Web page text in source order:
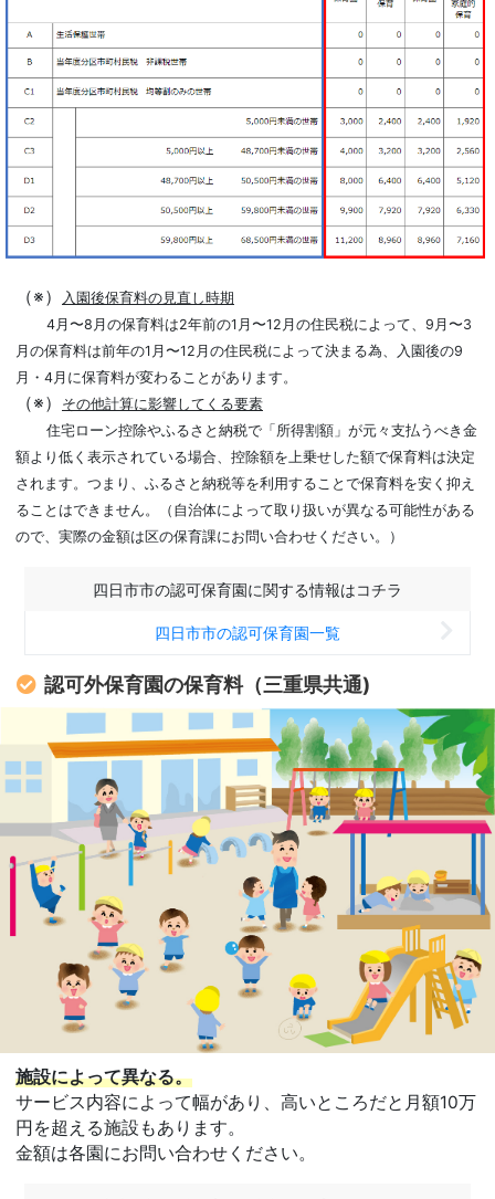
（※）
入園後保育料の見直し時期
4月〜8月の保育料は2年前の1月〜12月の住民税によって、9月〜3
月の保育料は前年の1月〜12月の住民税によって決まる為、入園後の9
月・4月に保育料が変わることがあります。
（※）
その他計算に影響してくる要素
住宅ローン控除やふるさと納税で「所得割額」が元々支払うべき金
額より低く表示されている場合、控除額を上乗せした額で保育料は決定
されます。つまり、ふるさと納税等を利用することで保育料を安く抑え
ることはできません。（自治体によって取り扱いが異なる可能性がある
ので、実際の金額は区の保育課にお問い合わせください。）
四日市市の認可保育園に関する情報はコチラ
四日市市の認可保育園一覧
認可外保育園の保育料（三重県共通)
施設によって異なる。
サービス内容によって幅があり、高いところだと月額10万
円を超える施設もあります。
金額は各園にお問い合わせください。